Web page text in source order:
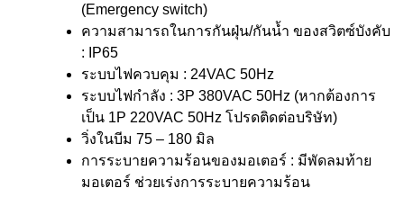
(Emergency switch)
ความสามารถในการกันฝุ่น/กันน้ำ ของสวิตซ์บังคับ
: IP65
ระบบไฟควบคุม : 24VAC 50Hz
ระบบไฟกำลัง : 3P 380VAC 50Hz (หากต้องการ
เป็น 1P 220VAC 50Hz โปรดติดต่อบริษัท)
วิ่งในบีม 75 – 180 มิล
การระบายความร้อนของมอเตอร์ : มีพัดลมท้าย
มอเตอร์ ช่วยเร่งการระบายความร้อน